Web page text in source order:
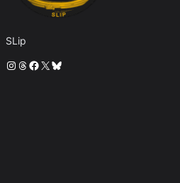
SLip
Instagram
Threads
Facebook
X Bluesky